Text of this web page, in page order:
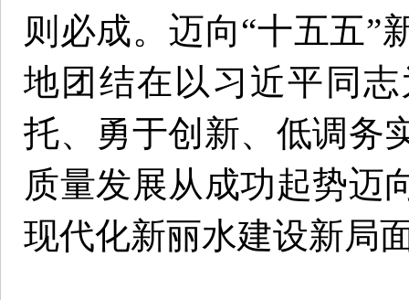
则必成。迈向“十五五”
地团结在以习近平同
托、勇于创新、低调务
质量发展从成功起势迈
现代化新丽水建设新局